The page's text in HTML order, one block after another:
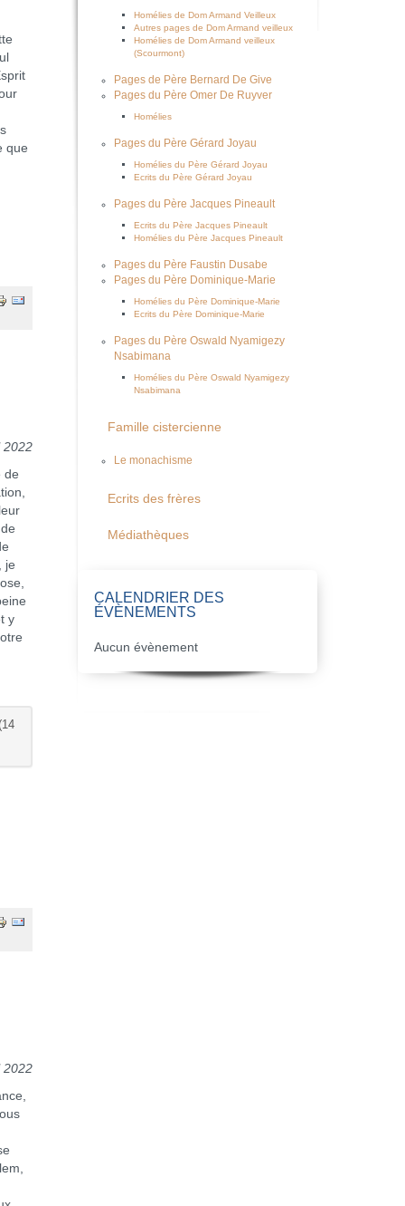
que
2022
de
je
y
2022
Homélies de Dom Armand Veilleux
Autres pages de Dom Armand veilleux
Homélies de Dom Armand veilleux
(Scourmont)
Pages de Père Bernard De Give
Pages du Père Omer De Ruyver
Homélies
Pages du Père Gérard Joyau
Homélies du Père Gérard Joyau
Ecrits du Père Gérard Joyau
Pages du Père Jacques Pineault
Ecrits du Père Jacques Pineault
Homélies du Père Jacques Pineault
Pages du Père Faustin Dusabe
Pages du Père Dominique-Marie
Homélies du Père Dominique-Marie
Ecrits du Père Dominique-Marie
Pages du Père Oswald Nyamigezy
Nsabimana
Homélies du Père Oswald Nyamigezy
Nsabimana
Famille cistercienne
Le monachisme
Ecrits des frères
Médiathèques
CALENDRIER DES
ÉVÈNEMENTS
Aucun évènement